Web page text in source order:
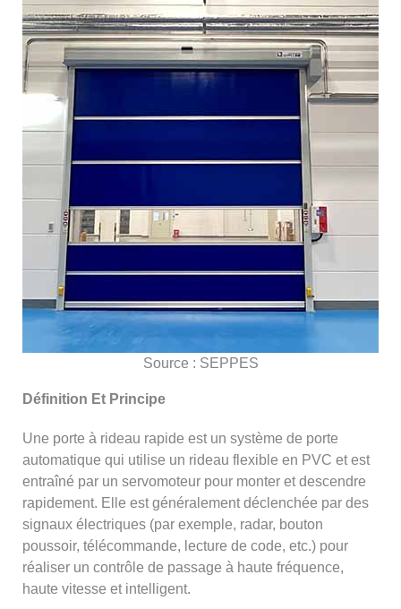
Source : SEPPES
Définition Et Principe
Une porte à rideau rapide est un système de porte
automatique qui utilise un rideau flexible en PVC et est
entraîné par un servomoteur pour monter et descendre
rapidement. Elle est généralement déclenchée par des
signaux électriques (par exemple, radar, bouton
poussoir, télécommande, lecture de code, etc.) pour
réaliser un contrôle de passage à haute fréquence,
haute vitesse et intelligent.